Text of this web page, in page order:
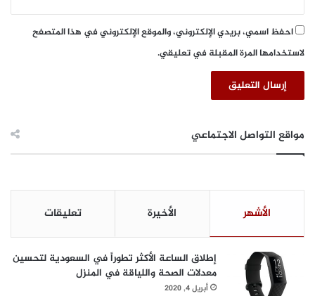
احفظ اسمي، بريدي الإلكتروني، والموقع الإلكتروني في هذا المتصفح
لاستخدامها المرة المقبلة في تعليقي.
مواقع التواصل الاجتماعي
الأشهر الأخيرة تعليقات
إطلاق الساعة الأكثر تطوراً في السعودية لتحسين
معدلات الصحة واللياقة في المنزل
أبريل 4, 2020